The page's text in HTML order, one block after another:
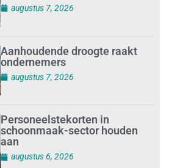
augustus 7, 2026
Aanhoudende droogte raakt
ondernemers
augustus 7, 2026
Personeelstekorten in
schoonmaak-sector houden
aan
augustus 6, 2026